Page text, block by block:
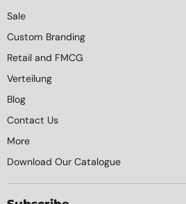
Sale
Custom Branding
Retail and FMCG
Verteilung
Blog
Contact Us
More
Download Our Catalogue